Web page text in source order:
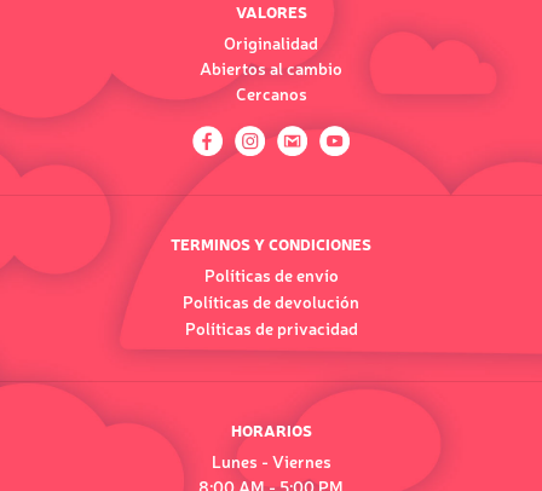
VALORES
Originalidad
Abiertos al cambio
Cercanos
TERMINOS Y CONDICIONES
Políticas de envío
Políticas de devolución
Políticas de privacidad
HORARIOS
Lunes - Viernes
8:00 AM - 5:00 PM